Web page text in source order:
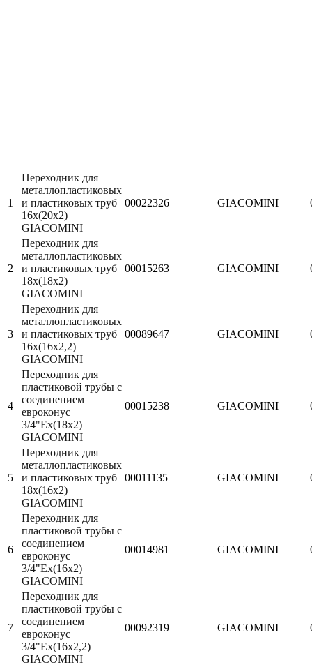
1
Переходник для
металлопластиковых
и пластиковых труб
16x(20x2)
GIACOMINI
00022326 GIACOMINI
2
Переходник для
металлопластиковых
и пластиковых труб
18x(18x2)
GIACOMINI
00015263 GIACOMINI
3
Переходник для
металлопластиковых
и пластиковых труб
16x(16x2,2)
GIACOMINI
00089647 GIACOMINI
4
Переходник для
пластиковой трубы с
соединением
евроконус
3/4"Eх(18х2)
GIACOMINI
00015238 GIACOMINI
5
Переходник для
металлопластиковых
и пластиковых труб
18x(16x2)
GIACOMINI
00011135 GIACOMINI
6
Переходник для
пластиковой трубы с
соединением
евроконус
3/4"Eх(16х2)
GIACOMINI
00014981 GIACOMINI
7
Переходник для
пластиковой трубы с
соединением
евроконус
3/4"Ex(16x2,2)
GIACOMINI
00092319 GIACOMINI